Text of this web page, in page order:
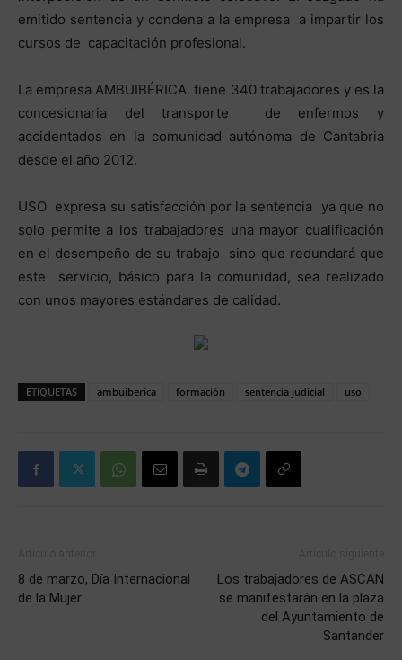
emitido sentencia y condena a la empresa a impartir los
cursos de capacitación profesional.
La empresa AMBUIBÉRICA tiene 340 trabajadores y es la
concesionaria del transporte de enfermos y
accidentados en la comunidad autónoma de Cantabria
desde el año 2012.
USO expresa su satisfacción por la sentencia ya que no
solo permite a los trabajadores una mayor cualificación
en el desempeño de su trabajo sino que redundará que
este servicio, básico para la comunidad, sea realizado
con unos mayores estándares de calidad.
ETIQUETAS ambuiberica formación sentencia judicial uso
8 de marzo, Día Internacional
de la Mujer
Los trabajadores de ASCAN
se manifestarán en la plaza
del Ayuntamiento de
Santander